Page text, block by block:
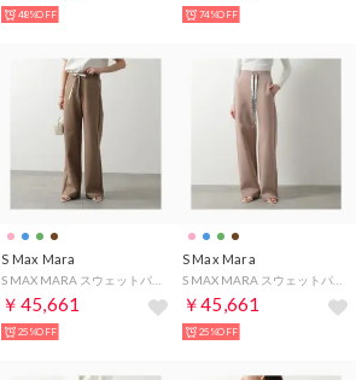
48%OFF 74%OFF
S Max Mara
￥45,661
25%OFF
S Max Mara
S MAX MARA スウェットパンツ BALI ストレート （002/ピンクベージュ）
￥45,661
25%OFF